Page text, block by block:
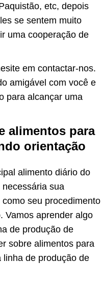
etc, depois
se sentem muito
uma cooperação de
em contactar-nos.
amigável com você e
para alcançar uma
alimentos para
orientação
alimento diário do
sua
seu procedimento
Vamos aprender algo
de produção de
sobre alimentos para
linha de produção de